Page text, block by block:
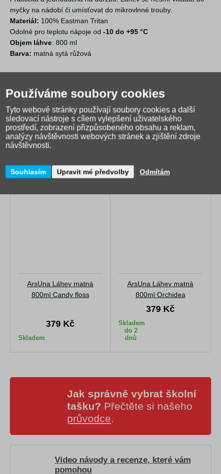
myčky na nádobí či umísťovat do mikrovlnné trouby.
Materiál: 100% Eastman Tritan
Odolné pro teplotu nápoje od -10 do +95 °C
Objem láhve: 800 ml
Barva: matná sytá růžová
Alternativní zboží
ArsUna Láhev matná
800ml Candy floss
379 Kč
Skladem
ArsUna Láhev matná
800ml Orchidea
379 Kč
Skladem
do 2
dnů
Jak správně vybrat školní
tašku? Přečtěte si našeho
průvodce.
Video návody a recenze, které vám
pomohou
Používáme soubory cookies
Tyto webové stránky používají soubory cookies a další
sledovací nástroje s cílem vylepšení uživatelského
prostředí, zobrazení přizpůsobeného obsahu a reklam,
analýzy návštěvnosti webových stránek a zjištění zdroje
návštěvnosti.
Souhlasím Upravit mé předvolby Odmítám